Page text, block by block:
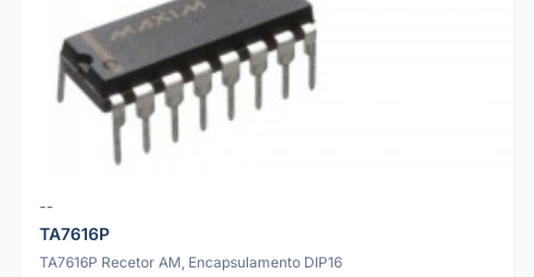
--
TA7616P
TA7616P Recetor AM, Encapsulamento DIP16